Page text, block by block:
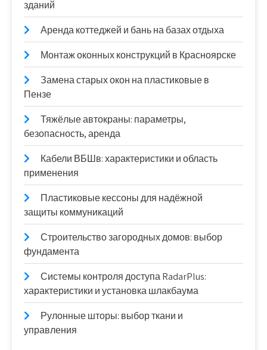
зданий
Аренда коттеджей и бань на базах отдыха
Монтаж оконных конструкций в Красноярске
Замена старых окон на пластиковые в
Пензе
Тяжёлые автокраны: параметры,
безопасность, аренда
Кабели ВБШв: характеристики и область
применения
Пластиковые кессоны для надёжной
защиты коммуникаций
Строительство загородных домов: выбор
фундамента
Системы контроля доступа RadarPlus:
характеристики и установка шлакбаума
Рулонные шторы: выбор ткани и
управления